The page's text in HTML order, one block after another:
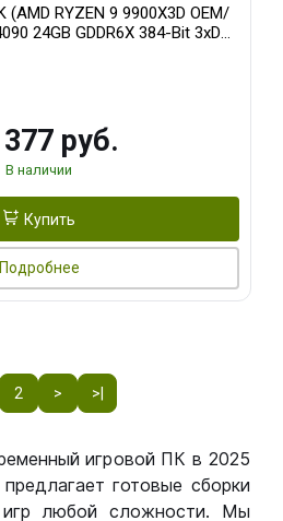
RYZEN 9 9900X3D OEM/
24GB GDDR6X 384-Bit 3xDP
руб.
В наличии
Купить
Подробнее
2 > >|
игровой ПК в 2025
готовые сборки
любой сложности. Мы